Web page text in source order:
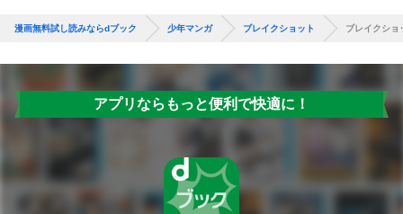
漫画無料試し読みならdブック 少年マンガ ブレイクショット ブレイクショ
アプリならもっと便利で快適に！